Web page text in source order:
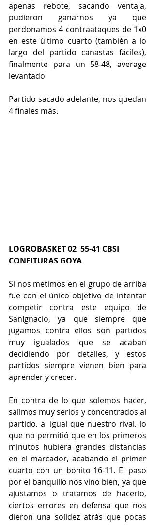
apenas rebote, sacando ventaja,
pudieron ganarnos ya que
perdonamos 4 contraataques de 1x0
en este último cuarto (también a lo
largo del partido canastas fáciles),
finalmente para un 58-48, average
levantado.
Partido sacado adelante, nos quedan
4 finales más.
LOGROBASKET 02  55-41 CBSI
CONFITURAS GOYA
Si nos metimos en el grupo de arriba
fue con el único objetivo de intentar
competir contra este equipo de
SanIgnacio, ya que siempre que
jugamos contra ellos son partidos
muy igualados que se acaban
decidiendo por detalles, y estos
partidos siempre vienen bien para
aprender y crecer.
En contra de lo que solemos hacer,
salimos muy serios y concentrados al
partido, al igual que nuestro rival, lo
que no permitió que en los primeros
minutos hubiera grandes distancias
en el marcador, acabando el primer
cuarto con un bonito 16-11. El paso
por el banquillo nos vino bien, ya que
ajustamos o tratamos de hacerlo,
ciertos errores en defensa que nos
dieron una solidez atrás que pocas